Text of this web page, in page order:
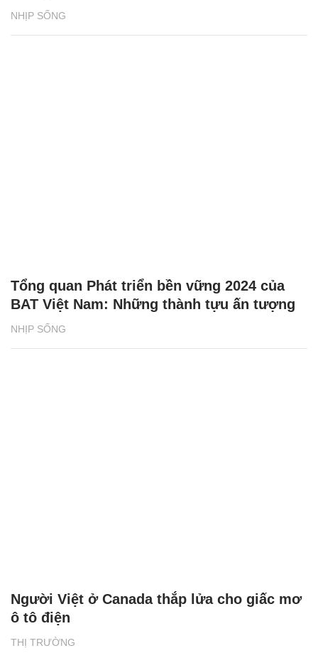
NHỊP SỐNG
NHỊP SỐNG
Tổng quan Phát triển bền vững 2024 của
BAT Việt Nam: Những thành tựu ấn tượng
THỊ TRƯỜNG
Người Việt ở Canada thắp lửa cho giấc mơ
ô tô điện